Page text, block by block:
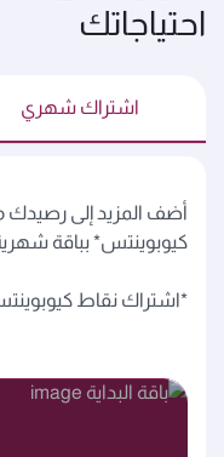
احتياجاتك
اشتراك شهري
أضف المزيد إلى
كيوبوينتس* بباقة شهرية
*اشتراك نقاط